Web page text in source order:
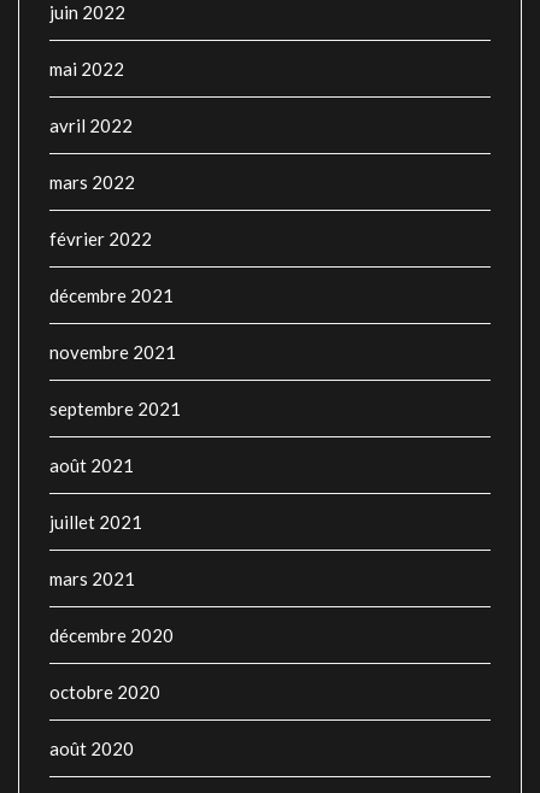
juin 2022
mai 2022
avril 2022
mars 2022
février 2022
décembre 2021
novembre 2021
septembre 2021
août 2021
juillet 2021
mars 2021
décembre 2020
octobre 2020
août 2020